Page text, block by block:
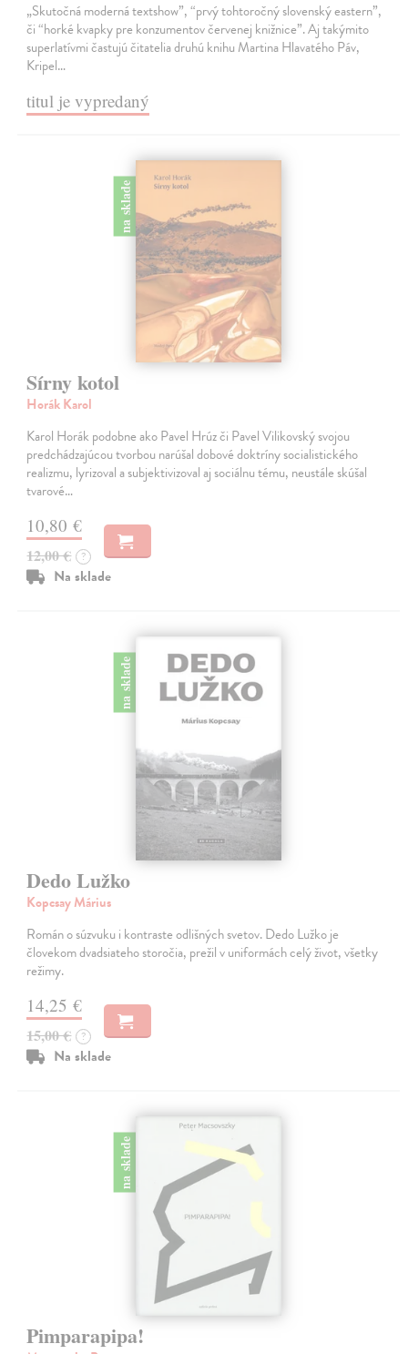
„Skutočná moderná textshow”, “prvý tohtoročný slovenský eastern”,
či “horké kvapky pre konzumentov červenej knižnice”. Aj takýmito
superlatívmi častujú čitatelia druhú knihu Martina Hlavatého Páv,
Kripel…
titul je vypredaný
na sklade
Sírny kotol
Horák Karol
Karol Horák podobne ako Pavel Hrúz či Pavel Vilikovský svojou
predchádzajúcou tvorbou narúšal dobové doktríny socialistického
realizmu, lyrizoval a subjektivizoval aj sociálnu tému, neustále skúšal
tvarové…
10,80 €
12,00 € ?
Na sklade
na sklade
Dedo Lužko
Kopcsay Márius
Román o súzvuku i kontraste odlišných svetov. Dedo Lužko je
človekom dvadsiateho storočia, prežil v uniformách celý život, všetky
režimy.
14,25 €
15,00 € ?
Na sklade
na sklade
Pimparapipa!